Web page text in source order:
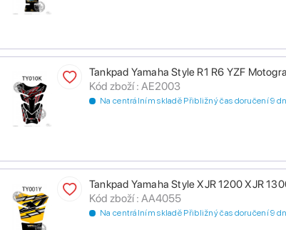
Tankpad Yamaha Style R1 R6 YZF
Kód zboží : AE2003
Na centrálním skladě Přibližný čas doručení 9
Tankpad Yamaha Style XJR 1200 XJR
Kód zboží : AA4055
Na centrálním skladě Přibližný čas doručení 9